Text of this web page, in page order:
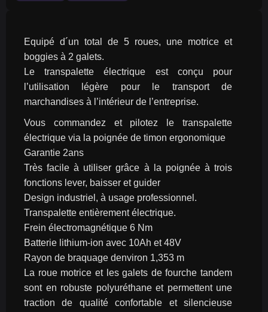
Equipé d´un total de 5 roues, une motrice et
boggies à 2 galets.
Le transpalette électrique est conçu pour
l’utilisation légère pour le transport de
marchandises à l’intérieur de l’entreprise.
Vous commandez et pilotez le transpalette
électrique via la poignée de timon ergonomique
Garantie 2ans
Très facile à utiliser grâce à la poignée à trois
fonctions lever, baisser et guider
Design industriel, à usage professionnel.
Transpalette entièrement électrique.
Frein électromagnétique 6 Nm
Batterie lithium-ion avec 10Ah et 48V
Rayon de braquage denviron 1,353 m
La roue motrice et les galets de fourche tandem
sont en robuste polyuréthane et permettent une
traction de qualité confortable et silencieuse